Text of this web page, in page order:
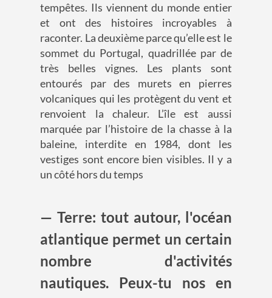
tempêtes. Ils viennent du monde entier
et ont des histoires incroyables à
raconter. La deuxième parce qu’elle est le
sommet du Portugal, quadrillée par de
très belles vignes. Les plants sont
entourés par des murets en pierres
volcaniques qui les protègent du vent et
renvoient la chaleur. L’île est aussi
marquée par l’histoire de la chasse à la
baleine, interdite en 1984, dont les
vestiges sont encore bien visibles. Il y a
un côté hors du temps
— Terre: tout autour, l'océan
atlantique permet un certain
nombre d'activités
nautiques. Peux-tu nos en